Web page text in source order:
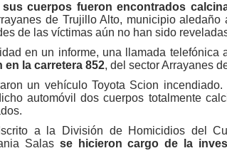
sus cuerpos fueron encontrados
de Trujillo Alto, municipio aledaño
de las víctimas aún no han sido
en un informe, una llamada telefónica
la carretera 852, del sector Arrayanes
un vehículo Toyota Scion
automóvil dos cuerpos totalmente
a la División de Homicidios del
Salas se hicieron cargo de la